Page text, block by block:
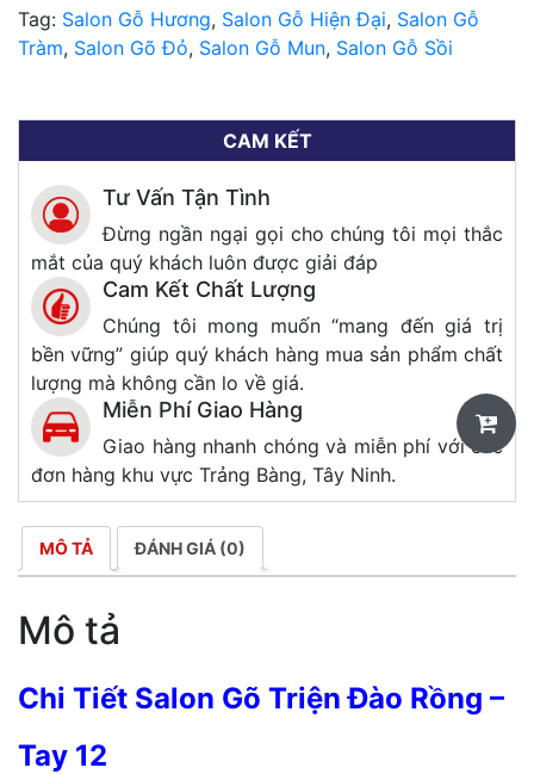
Tag: Salon Gỗ Hương, Salon Gỗ Hiện Đại, Salon Gỗ
Tràm, Salon Gõ Đỏ, Salon Gỗ Mun, Salon Gỗ Sồi
CAM KẾT
Tư Vấn Tận Tình
Đừng ngần ngại gọi cho chúng tôi mọi thắc
mắt của quý khách luôn được giải đáp
Cam Kết Chất Lượng
Chúng tôi mong muốn “mang đến giá trị
bền vững” giúp quý khách hàng mua sản phẩm chất
lượng mà không cần lo về giá.
Miễn Phí Giao Hàng
Giao hàng nhanh chóng và miễn phí với các
đơn hàng khu vực Trảng Bàng, Tây Ninh.
MÔ TẢ ĐÁNH GIÁ (0)
Mô tả
Chi Tiết Salon Gõ Triện Đào Rồng –
Tay 12